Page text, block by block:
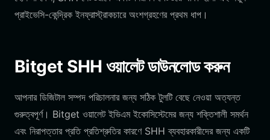
প্রাইভেসি-কেন্দ্রিক ইনফ্রাস্ট্রাকচারে অংশগ্রহণের প্রথম ধাপ।
Bitget SHH ওয়ালেট ডাউনলোড করুন
আপনার ডিজিটাল সম্পদ পরিচালনার জন্য সঠিক টুলটি বেছে নেওয়া অত্যন্ত
গুরুত্বপূর্ণ। Bitget ওয়ালেট ইভিএম ইকোসিস্টেমের জন্য শক্তিশালী সমর্থন
এবং নিরাপত্তার প্রতি প্রতিশ্রুতির কারণে SHH ব্যবহারকারীদের জন্য একটি